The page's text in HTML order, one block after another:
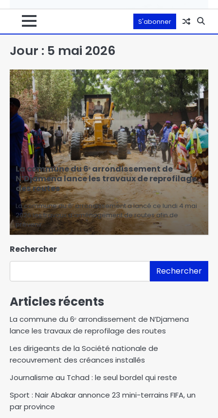
S'abonner
Jour : 5 mai 2026
La commune du 6ᵉ arrondissement de
N’Djamena lance les travaux de reprofilage
des routes
La commune du 6ᵉ arrondissement a lancé ce lundi 4 mai
2026 les travaux d’aménagement de routes afin de
prévenir…
Rechercher
Rechercher
Articles récents
La commune du 6ᵉ arrondissement de N’Djamena
lance les travaux de reprofilage des routes
Les dirigeants de la Société nationale de
recouvrement des créances installés
Journalisme au Tchad : le seul bordel qui reste
Sport : Nair Abakar annonce 23 mini-terrains FIFA, un
par province